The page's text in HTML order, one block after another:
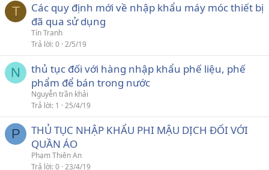
T
Các quy định mới về nhập khẩu máy móc thiết bị
đã qua sử dụng
Tín Tranh
Trả lời 0 2/5/19
N
thủ tục đối với hàng nhập khẩu phế liệu, phế
phẩm để bán trong nước
Nguyễn trần khải
Trả lời 1 25/4/19
P
THỦ TỤC NHẬP KHẨU PHI MẬU DỊCH ĐỐI VỚI
QUẦN ÁO
Phạm Thiên An
Trả lời 0 23/4/19